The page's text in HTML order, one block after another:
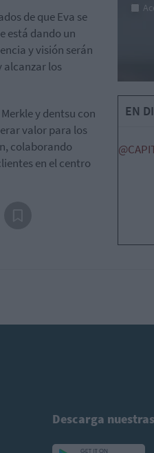
de que Eva se
está dando un
y visión serán
alcanzar los
y dentsu con
valor para los
colaborando
en el centro
EN
Descarga